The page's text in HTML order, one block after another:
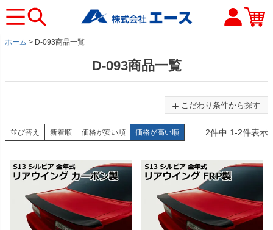
ホーム D-093商品一覧
D-093商品一覧
こだわり条件から探す
並び替え 新着順 価格が安い順 価格が高い順 2件中 1-2件表示